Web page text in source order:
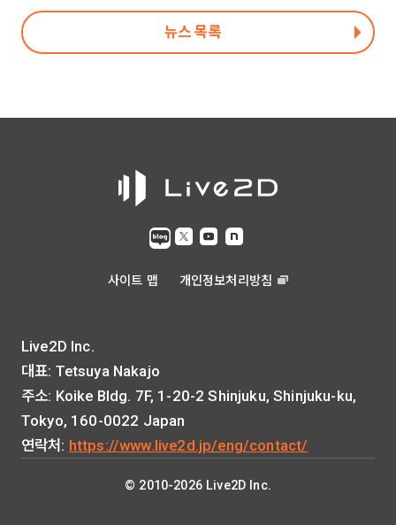
뉴스 목록
사이트 맵 개인정보처리방침
Live2D Inc.
대표: Tetsuya Nakajo
주소: Koike Bldg. 7F, 1-20-2 Shinjuku, Shinjuku-ku,
Tokyo, 160-0022 Japan
연락처: https://www.live2d.jp/eng/contact/
© 2010-2026 Live2D Inc.